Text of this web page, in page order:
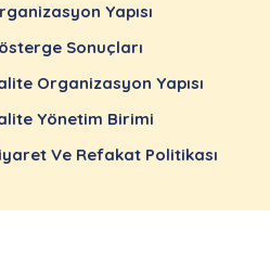
Yapısı
Sonuçları
Organizasyon Yapısı
Yönetim Birimi
Ve Refakat Politikası